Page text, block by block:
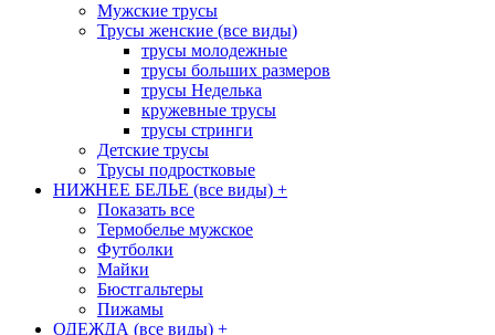
Мужские трусы
Трусы женские (все виды)
трусы молодежные
трусы больших размеров
трусы Неделька
кружевные трусы
трусы стринги
Детские трусы
Трусы подростковые
НИЖНЕЕ БЕЛЬЕ (все виды) +
Показать все
Термобелье мужское
Футболки
Майки
Бюстгальтеры
Пижамы
ОДЕЖДА (все виды) +